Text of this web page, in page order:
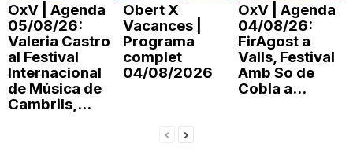
OxV | Agenda
05/08/26:
Valeria Castro
al Festival
Internacional
de Música de
Cambrils,...
Obert X
Vacances |
Programa
complet
04/08/2026
OxV | Agenda
04/08/26:
FirAgost a
Valls, Festival
Amb So de
Cobla a...